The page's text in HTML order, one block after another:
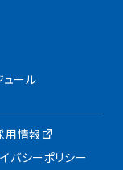
ール
用情報
バシーポリシー